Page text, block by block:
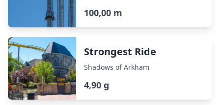
100,00 m
Strongest Ride
Shadows of Arkham
4,90 g